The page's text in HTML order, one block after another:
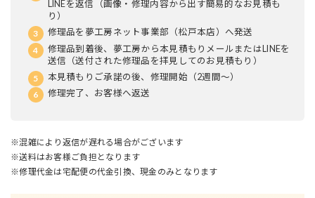
LINEを返信（画像・修理内容から出す簡易的なお見積も
り）
修理品を夢工房ネット事業部（松戸本店）へ発送
修理品到着後、夢工房から本見積もりメールまたはLINEを
送信（送付された修理品を拝見してのお見積もり）
本見積もりご承諾の後、修理開始（2週間～）
修理完了、お客様へ返送
※混雑により返信が遅れる場合がございます
※送料はお客様ご負担となります
※修理代金は宅配便の代金引換、現金のみとなります